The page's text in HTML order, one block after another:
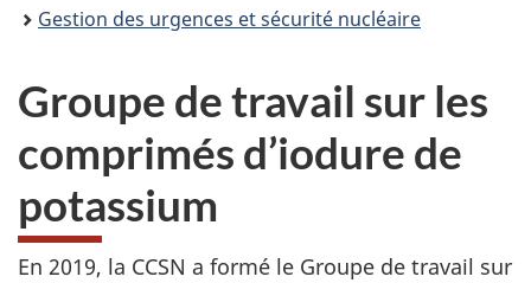
Gestion des urgences et sécurité nucléaire
Groupe de travail sur les
comprimés d’iodure de
potassium
En 2019, la CCSN a formé le Groupe de travail sur